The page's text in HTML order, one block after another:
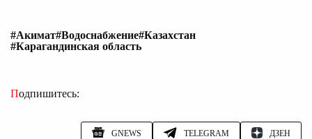
#Акимат#Водоснабжение#Казахстан
#Карагандинская область
Подпишитесь:
GNEWS TELEGRAM ДЗЕН